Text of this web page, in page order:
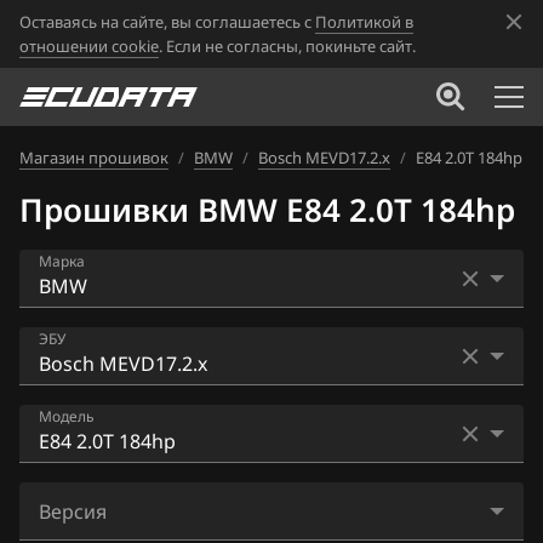
Оставаясь на сайте, вы соглашаетесь с Политикой в
отношении cookie. Если не согласны, покиньте сайт.
Магазин прошивок / BMW / Bosch MEVD17.2.x / E84 2.0T 184hp
Прошивки BMW E84 2.0T 184hp
Марка
Acura
Alfa Romeo
ATLAS
BAIC
ЭБУ
Bosch EDC16CP35
Bosch EDC17C41
Bosch EDC17C50
Модель
E70, E71 3.5i 306hp
Версия